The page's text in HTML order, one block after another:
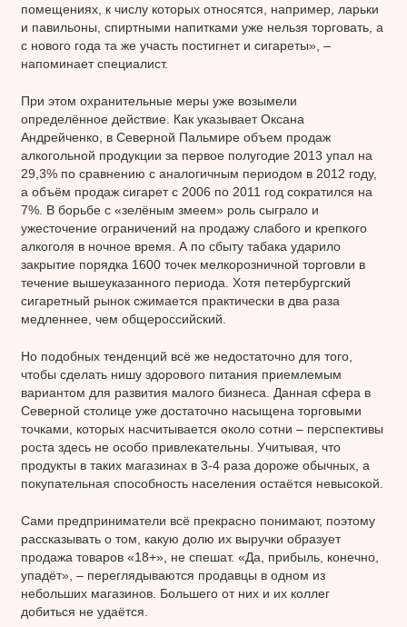
помещениях, к числу которых относятся, например, ларьки
и павильоны, спиртными напитками уже нельзя торговать, а
с нового года та же участь постигнет и сигареты», –
напоминает специалист.
При этом охранительные меры уже возымели
определённое действие. Как указывает Оксана
Андрейченко, в Северной Пальмире объем продаж
алкогольной продукции за первое полугодие 2013 упал на
29,3% по сравнению с аналогичным периодом в 2012 году,
а объём продаж сигарет c 2006 по 2011 год сократился на
7%. В борьбе с «зелёным змеем» роль сыграло и
ужесточение ограничений на продажу слабого и крепкого
алкоголя в ночное время. А по сбыту табака ударило
закрытие порядка 1600 точек мелкорозничной торговли в
течение вышеуказанного периода. Хотя петербургский
сигаретный рынок сжимается практически в два раза
медленнее, чем общероссийский.
Но подобных тенденций всё же недостаточно для того,
чтобы сделать нишу здорового питания приемлемым
вариантом для развития малого бизнеса. Данная сфера в
Северной столице уже достаточно насыщена торговыми
точками, которых насчитывается около сотни – перспективы
роста здесь не особо привлекательны. Учитывая, что
продукты в таких магазинах в 3-4 раза дороже обычных, а
покупательная способность населения остаётся невысокой.
Сами предприниматели всё прекрасно понимают, поэтому
рассказывать о том, какую долю их выручки образует
продажа товаров «18+», не спешат. «Да, прибыль, конечно,
упадёт», – переглядываются продавцы в одном из
небольших магазинов. Большего от них и их коллег
добиться не удаётся.